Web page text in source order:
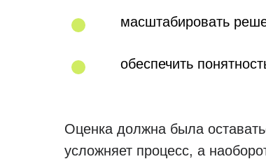
масштабировать
обеспечить
Оценка должна была
усложняет процесс, а